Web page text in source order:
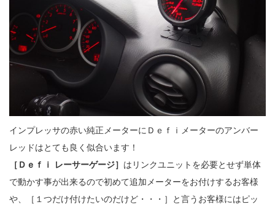
インプレッサの赤い純正メーターにＤｅｆｉメーターのアンバー
レッドはとても良く似合います！
［Ｄｅｆｉ レーサーゲージ］ はリンクユニットを必要とせず単体
で動かす事が出来るので初めて追加メーターをお付けするお客様
や、［１つだけ付けたいのだけど・・・］と言うお客様にはピッ